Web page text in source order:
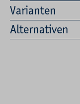
Varianten
Alternativen